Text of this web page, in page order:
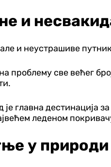
и
и неустрашиве
проблему све већег
главна дестинација
леденом
у природи